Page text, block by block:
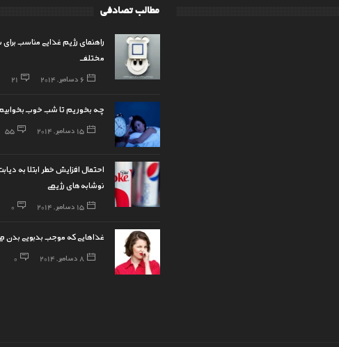
مطالب تصادفی
راهنمای رژیم غذایی مناسب
مختلف
6 دسامبر, 2014 21
چه بخوریم تا شب خوب
15 دسامبر, 2014 55
احتمال افزایش خطر ابتلا به
نوشابه‌های رژیمی
15 دسامبر, 2014 0
غذاهایی که موجب بدبویی بدن
8 دسامبر, 2014 0